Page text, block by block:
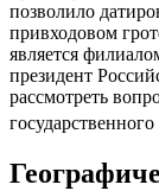
позволило
привходовом
является
президент
рассмотреть